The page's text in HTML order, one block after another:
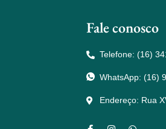
Fale conosco
Telefone: (16)
WhatsApp: (16)
Endereço: Rua